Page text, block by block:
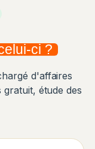
ci ?
d'affaires
étude des